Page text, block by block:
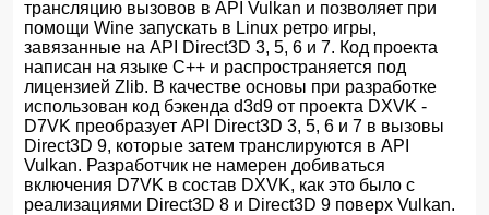
трансляцию вызовов в API Vulkan и позволяет при
помощи Wine запускать в Linux ретро игры,
завязанные на API Direct3D 3, 5, 6 и 7. Код проекта
написан на языке C++ и распространяется под
лицензией Zlib. В качестве основы при разработке
использован код бэкенда d3d9 от проекта DXVK -
D7VK преобразует API Direct3D 3, 5, 6 и 7 в вызовы
Direct3D 9, которые затем транслируются в API
Vulkan. Разработчик не намерен добиваться
включения D7VK в состав DXVK, как это было с
реализациями Direct3D 8 и Direct3D 9 поверх Vulkan.